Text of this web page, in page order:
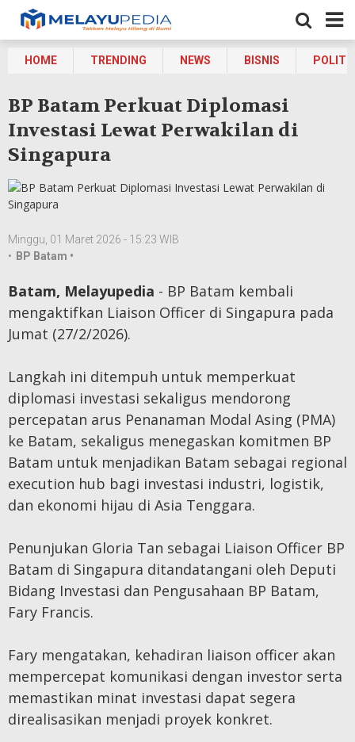
HOME TRENDING NEWS BISNIS
BP Batam Perkuat Diplomasi
Investasi Lewat Perwakilan di
Singapura
Minggu, 01 Maret 2026 - 15:23 WIB
• BP Batam •
Batam, Melayupedia - BP Batam kembali
mengaktifkan Liaison Officer di Singapura pada
Jumat (27/2/2026).
Langkah ini ditempuh untuk memperkuat
diplomasi investasi sekaligus mendorong
percepatan arus Penanaman Modal Asing (PMA)
ke Batam, sekaligus menegaskan komitmen BP
Batam untuk menjadikan Batam sebagai regional
execution hub bagi investasi industri, logistik,
dan ekonomi hijau di Asia Tenggara.
Penunjukan Gloria Tan sebagai Liaison Officer BP
Batam di Singapura ditandatangani oleh Deputi
Bidang Investasi dan Pengusahaan BP Batam,
Fary Francis.
Fary mengatakan, kehadiran liaison officer akan
mempercepat komunikasi dengan investor serta
memastikan minat investasi dapat segera
direalisasikan menjadi proyek konkret.